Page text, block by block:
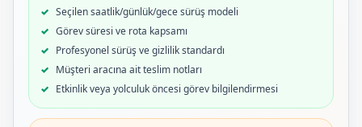
Seçilen saatlik/günlük/gece sürüş modeli
Görev süresi ve rota kapsamı
Profesyonel sürüş ve gizlilik standardı
Müşteri aracına ait teslim notları
Etkinlik veya yolculuk öncesi görev bilgilendirmesi